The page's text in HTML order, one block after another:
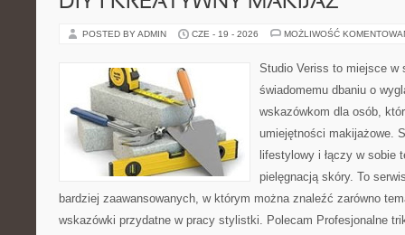
POSTED BY ADMIN CZE - 19 - 2026 MOŻLIWOŚĆ
Studio Veriss to miejsce w
świadomemu dbaniu o
wskazówkom dla osób,
umiejętności makijażowe.
lifestylowy i łączy w sobie
pielęgnacją skóry. To
bardziej zaawansowanych, w którym można znaleźć zarówno
wskazówki przydatne w pracy stylistki. Polecam Profesjonalne